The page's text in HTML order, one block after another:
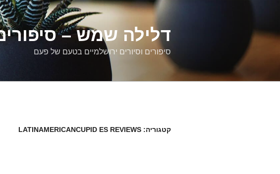
דלילה שמש –
סיפורים וסיורים ירושלמיים בטעם של פעם
קטגוריה: LATINAMERICANCUPID ES REVIEWS